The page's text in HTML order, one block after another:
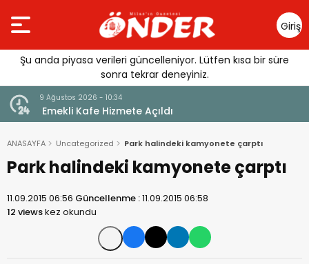
Giriş
Yap
Şu anda piyasa verileri güncelleniyor. Lütfen kısa bir süre
sonra tekrar deneyiniz.
9 Ağustos 2026 - 10:34
Emekli Kafe Hizmete Açıldı
ANASAYFA Uncategorized Park halindeki kamyonete çarptı
Park halindeki kamyonete çarptı
11.09.2015 06:56 Güncellenme :11.09.2015 06:58
12 viewskez okundu